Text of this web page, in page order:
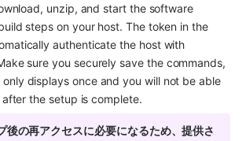
unzip, and start the software
steps on your host. The token in the
authenticate the host with
sure you securely save the commands,
displays once and you will not be able
the setup is complete.
後の再アクセスに必要になるため、提供さ